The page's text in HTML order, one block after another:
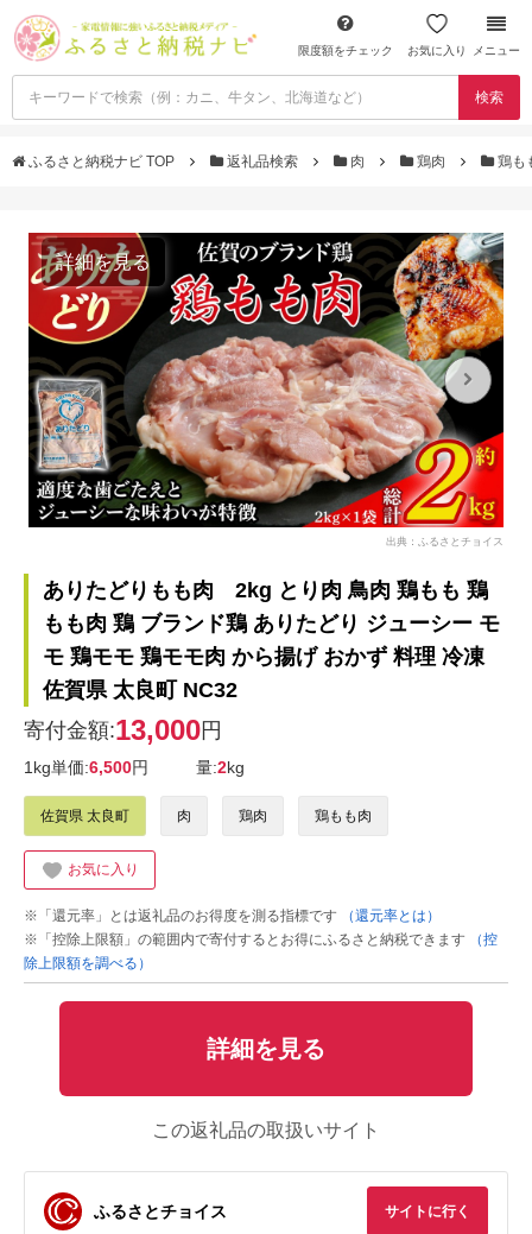
限度額をチェック お気に入り メニュー
検索
ふるさと納税ナビ TOP 返礼品検索 肉 鶏肉 鶏も
詳細を見る
出典：ふるさとチョイス
ありたどりもも肉 2kg とり肉 鳥肉 鶏もも 鶏
もも肉 鶏 ブランド鶏 ありたどり ジューシー モ
モ 鶏モモ 鶏モモ肉 から揚げ おかず 料理 冷凍
佐賀県 太良町 NC32
寄付金額:13,000円
1kg単価:6,500円 量:2kg
佐賀県 太良町 肉 鶏肉 鶏もも肉
お気に入り
※「還元率」とは返礼品のお得度を測る指標です
（還元率とは）
※「控除上限額」の範囲内で寄付するとお得にふるさと納税できます
（控
除上限額を調べる）
詳細を見る
この返礼品の取扱いサイト
ふるさとチョイス サイトに行く